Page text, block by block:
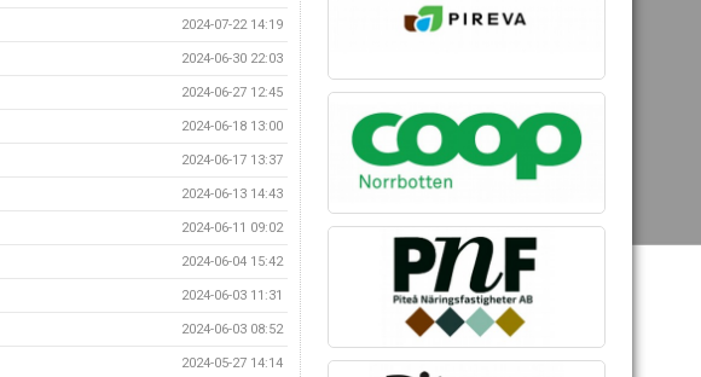
2024-07-22 14:19
2024-06-30 22:03
2024-06-27 12:45
2024-06-18 13:00
2024-06-17 13:37
2024-06-13 14:43
2024-06-11 09:02
2024-06-04 15:42
2024-06-03 11:31
2024-06-03 08:52
2024-05-27 14:14